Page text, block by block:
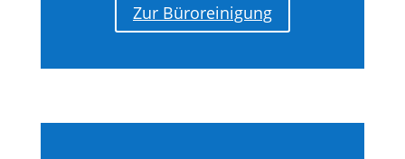
Zur Büroreinigung